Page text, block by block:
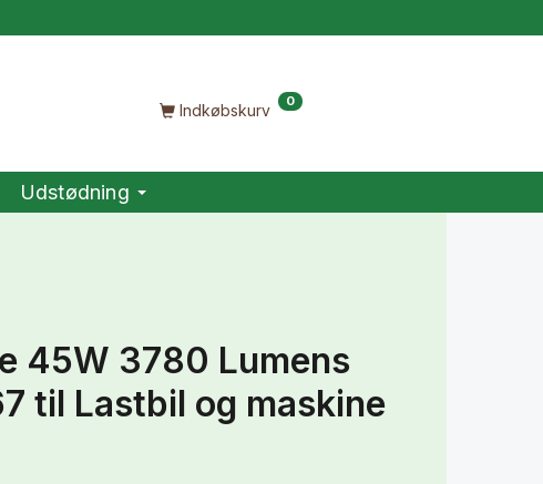
Indkøbskurv 0
Udstødning
45W 3780 Lumens
til Lastbil og maskine